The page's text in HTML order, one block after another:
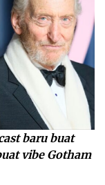
baru buat
vibe Gotham